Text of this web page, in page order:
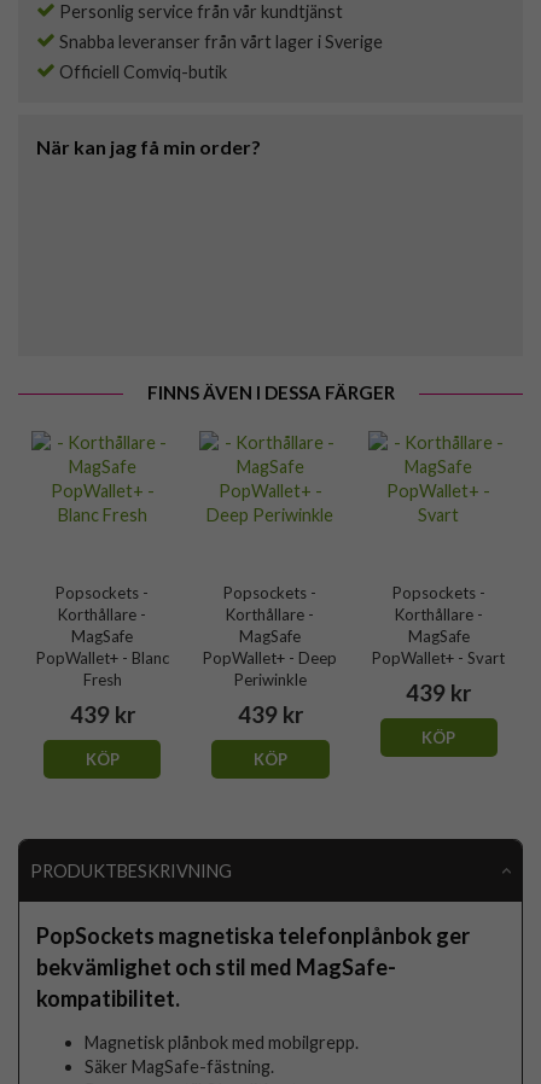
Personlig service från vår kundtjänst
Snabba leveranser från vårt lager i Sverige
Officiell Comviq-butik
När kan jag få min order?
FINNS ÄVEN I DESSA FÄRGER
Popsockets -
Korthållare -
MagSafe
PopWallet+ - Blanc
Fresh
439 kr
KÖP
Popsockets -
Korthållare -
MagSafe
PopWallet+ - Deep
Periwinkle
439 kr
KÖP
Popsockets -
Korthållare -
MagSafe
PopWallet+ - Svart
439 kr
KÖP
PRODUKTBESKRIVNING
PopSockets magnetiska telefonplånbok ger
bekvämlighet och stil med MagSafe-
kompatibilitet.
Magnetisk plånbok med mobilgrepp.
Säker MagSafe-fästning.